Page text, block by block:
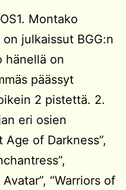
Montako
julkaissut BGG:n
hänellä on
päässyt
2 pistettä. 2.
eri osien
Age of Darkness”,
“Warriors of